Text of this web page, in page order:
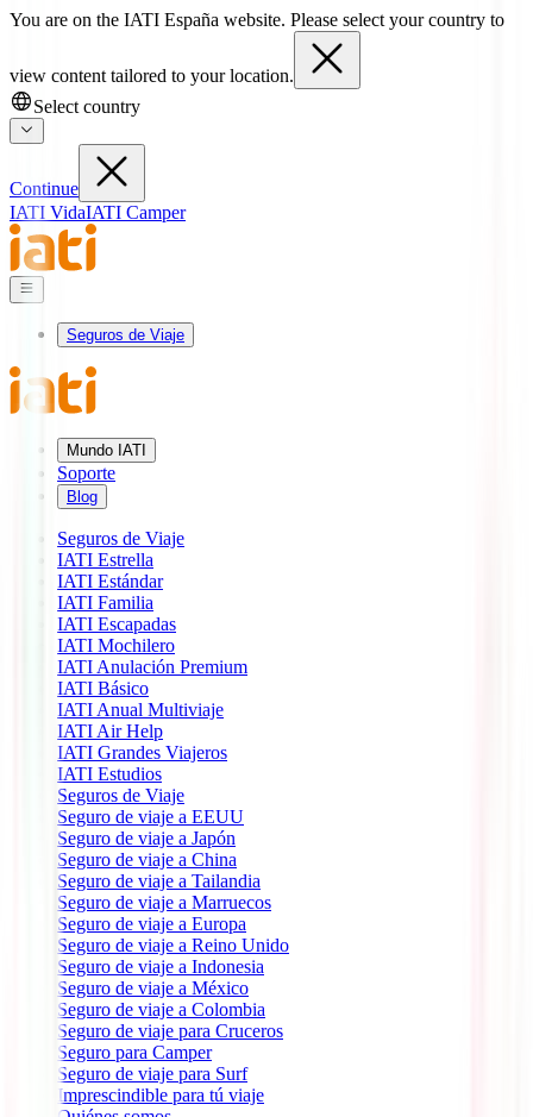
You are on the IATI España website. Please select your country to
view content tailored to your location.
Select country
Continue
IATI VidaIATI Camper
Seguros de Viaje
Mundo IATI
Soporte
Blog
Seguros de Viaje
IATI Estrella
IATI Estándar
IATI Familia
IATI Escapadas
IATI Mochilero
IATI Anulación Premium
IATI Básico
IATI Anual Multiviaje
IATI Air Help
IATI Grandes Viajeros
IATI Estudios
Seguros de Viaje
Seguro de viaje a EEUU
Seguro de viaje a Japón
Seguro de viaje a China
Seguro de viaje a Tailandia
Seguro de viaje a Marruecos
Seguro de viaje a Europa
Seguro de viaje a Reino Unido
Seguro de viaje a Indonesia
Seguro de viaje a México
Seguro de viaje a Colombia
Seguro de viaje para Cruceros
Seguro para Camper
Seguro de viaje para Surf
Imprescindible para tú viaje